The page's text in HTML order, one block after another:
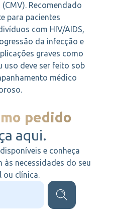
Recomendado
para pacientes
com HIV/AIDS,
da infecção e
graves como
uso deve ser feito sob
médico
pedido
aqui.
e conheça
às necessidades do seu
ou clínica.